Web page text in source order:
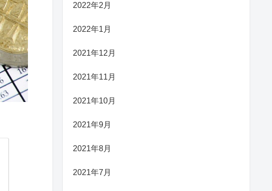
2022年2月
2022年1月
2021年12月
2021年11月
2021年10月
2021年9月
2021年8月
2021年7月